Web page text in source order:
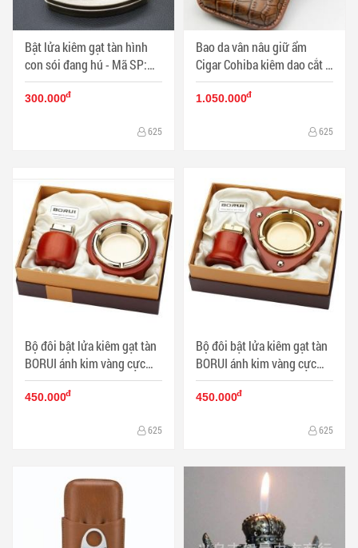
Bật lửa kiêm gạt tàn hình
con sói đang hú - Mã SP:
BL01250
300.000đ
625
Bao da vân nâu giữ ẩm
Cigar Cohiba kiêm dao cắt -
Mã SP: PKXG062
1.050.000đ
625
Bộ đôi bật lửa kiêm gạt tàn
BORUI ánh kim vàng cực
đẹp BR-05T MS77 007 - Mã
SP: BL00476
450.000đ
625
Bộ đôi bật lửa kiêm gạt tàn
BORUI ánh kim vàng cực
đẹp BR-02T MS77 011 - Mã
SP: BL00471
450.000đ
625